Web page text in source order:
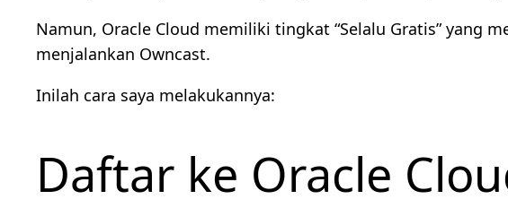
Namun, Oracle Cloud memiliki tingkat “Selalu Gratis” yang
menjalankan Owncast.
Inilah cara saya melakukannya:
Daftar ke Oracle